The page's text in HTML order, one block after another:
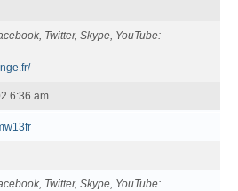
Twitter, Skype, YouTube
6:36 am
Twitter, Skype, YouTube